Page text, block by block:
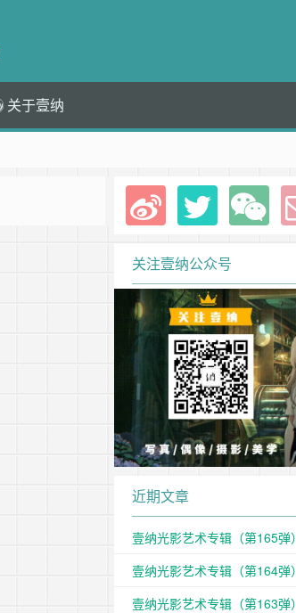
关于壹纳
关注壹纳公众号
近期文章
壹纳光影艺术专辑（第165弹）
壹纳光影艺术专辑（第164弹）
壹纳光影艺术专辑（第163弹）